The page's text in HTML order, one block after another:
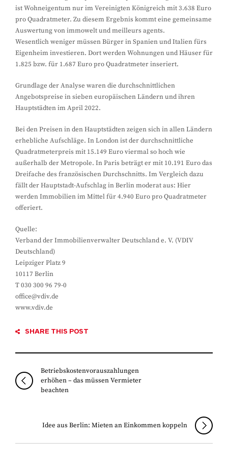
ist Wohneigentum nur im Vereinigten Königreich mit 3.638 Euro
pro Quadratmeter. Zu diesem Ergebnis kommt eine gemeinsame
Auswertung von immowelt und meilleurs agents.
Wesentlich weniger müssen Bürger in Spanien und Italien fürs
Eigenheim investieren. Dort werden Wohnungen und Häuser für
1.825 bzw. für 1.687 Euro pro Quadratmeter inseriert.
Grundlage der Analyse waren die durchschnittlichen
Angebotspreise in sieben europäischen Ländern und ihren
Hauptstädten im April 2022.
Bei den Preisen in den Hauptstädten zeigen sich in allen Ländern
erhebliche Aufschläge. In London ist der durchschnittliche
Quadratmeterpreis mit 15.149 Euro viermal so hoch wie
außerhalb der Metropole. In Paris beträgt er mit 10.191 Euro das
Dreifache des französischen Durchschnitts. Im Vergleich dazu
fällt der Hauptstadt-Aufschlag in Berlin moderat aus: Hier
werden Immobilien im Mittel für 4.940 Euro pro Quadratmeter
offeriert.
Quelle:
Verband der Immobilienverwalter Deutschland e. V. (VDIV
Deutschland)
Leipziger Platz 9
10117 Berlin
T 030 300 96 79-0
office@vdiv.de
www.vdiv.de
SHARE THIS POST
Betriebskostenvorauszahlungen
erhöhen – das müssen Vermieter
beachten
Idee aus Berlin: Mieten an Einkommen koppeln